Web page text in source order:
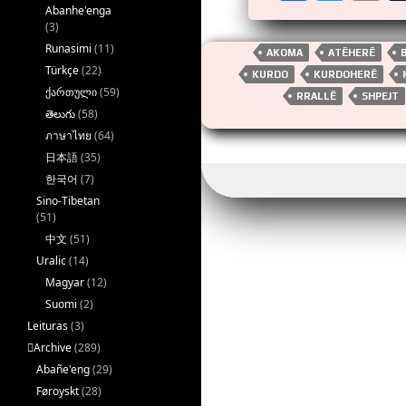
a
ce
b
o
o
wi
tt
er
m
AKOMA ATËHERË
KURDO
KURDOHERË
RRALLË
SHPEJT
Abanhe'enga
(3)
Runasimi (11)
Türkçe(22)
ქართული(59)
తెలుగు(58)
ภาษาไทย (64)
日本語(35)
한국어 (7)
Sino-Tibetan
(51)
中文 (51)
Uralic(14)
Magyar(12)
Suomi (2)
Leituras(3)
􏿽Archive(289)
Abañe'eng(29)
Føroyskt(28)